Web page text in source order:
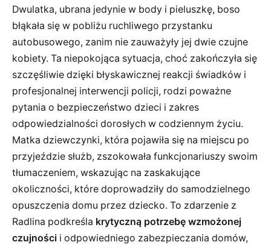
Dwulatka, ubrana jedynie w body i pieluszkę, boso
błąkała się w pobliżu ruchliwego przystanku
autobusowego, zanim nie zauważyły jej dwie czujne
kobiety. Ta niepokojąca sytuacja, choć zakończyła się
szczęśliwie dzięki błyskawicznej reakcji świadków i
profesjonalnej interwencji policji, rodzi poważne
pytania o bezpieczeństwo dzieci i zakres
odpowiedzialności dorosłych w codziennym życiu.
Matka dziewczynki, która pojawiła się na miejscu po
przyjeździe służb, zszokowała funkcjonariuszy swoim
tłumaczeniem, wskazując na zaskakujące
okoliczności, które doprowadziły do samodzielnego
opuszczenia domu przez dziecko. To zdarzenie z
Radlina podkreśla krytyczną potrzebę wzmożonej
czujności i odpowiedniego zabezpieczania domów,